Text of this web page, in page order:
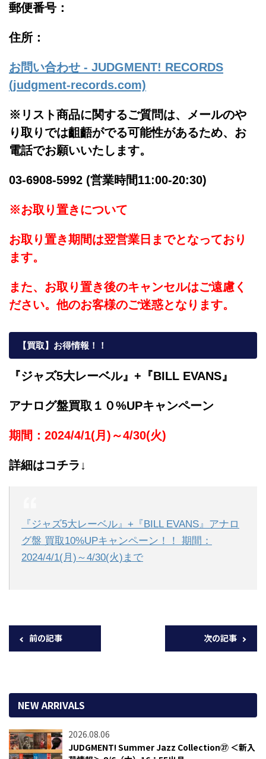
郵便番号：
住所：
お問い合わせ - JUDGMENT! RECORDS
(judgment-records.com)
※リスト商品に関するご質問は、メールのや
り取りでは齟齬がでる可能性があるため、お
電話でお願いいたします。
03-6908-5992 (営業時間11:00-20:30)
※お取り置きについて
お取り置き期間は翌営業日までとなっており
ます。
また、お取り置き後のキャンセルはご遠慮く
ださい。他のお客様のご迷惑となります。
【買取】お得情報！！
『ジャズ5大レーベル』+『BILL EVANS』
アナログ盤買取１０%UPキャンペーン
期間：2024/4/1(月)～4/30(火)
詳細はコチラ↓
『ジャズ5大レーベル』+『BILL EVANS』アナロ
グ盤 買取10%UPキャンペーン！！ 期間：
2024/4/1(月)～4/30(火)まで
前の記事 次の記事
NEW ARRIVALS
2026.08.06
JUDGMENT! Summer Jazz Collection㉗ ＜新入